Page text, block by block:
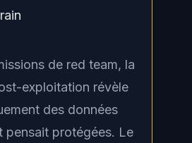
de red team, la
exploitation révèle
des données
pensait protégées. Le